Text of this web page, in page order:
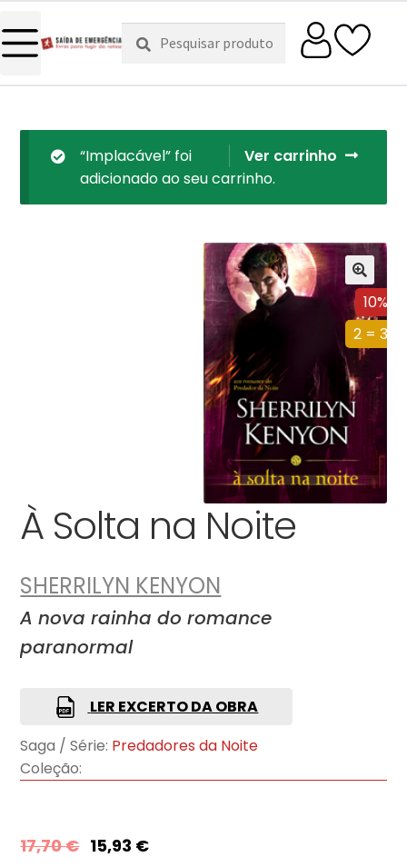
Pesquisar
por:
Pesquisa
Ver carrinho
“Implacável” foi
adicionado ao seu carrinho.
10%
2 = 3
À Solta na Noite
SHERRILYN KENYON
A nova rainha do romance
paranormal
LER EXCERTO DA OBRA
Saga / Série: Predadores da Noite
Coleção:
17,70€ 15,93 €